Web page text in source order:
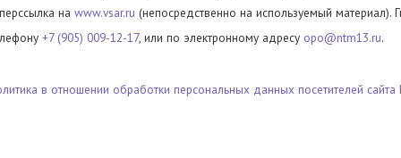
на www.vsar.ru (непосредственно на используемый материал).
+7 (905) 009-12-17, или по электронному адресу opo@ntm13.ru.
в отношении обработки персональных данных посетителей